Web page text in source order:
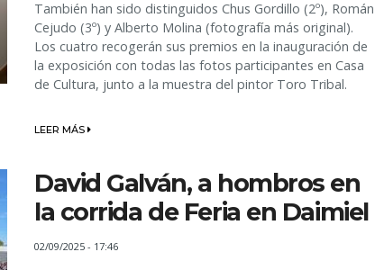
También han sido distinguidos Chus Gordillo (2º), Román
Cejudo (3º) y Alberto Molina (fotografía más original).
Los cuatro recogerán sus premios en la inauguración de
la exposición con todas las fotos participantes en Casa
de Cultura, junto a la muestra del pintor Toro Tribal.
LEER MÁS
David Galván, a hombros en
la corrida de Feria en Daimiel
02/09/2025 - 17:46